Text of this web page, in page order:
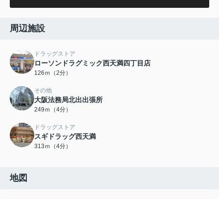
周辺施設
ドラッグストア
ローソンドラグミック西天満四丁目店
126ｍ（2分）
その他
大阪法務局北出出張所
249ｍ（4分）
ドラッグストア
スギドラッグ西天満
313ｍ（4分）
地図